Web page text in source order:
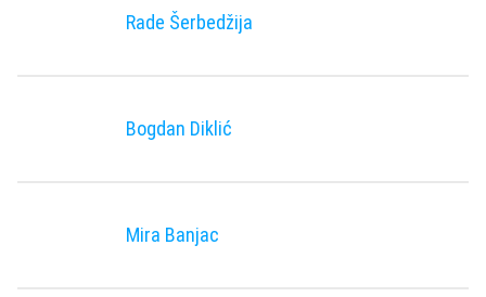
Rade Šerbedžija
Bogdan Diklić
Mira Banjac